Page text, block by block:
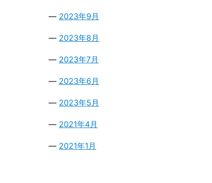
2023年9月
2023年8月
2023年7月
2023年6月
2023年5月
2021年4月
2021年1月